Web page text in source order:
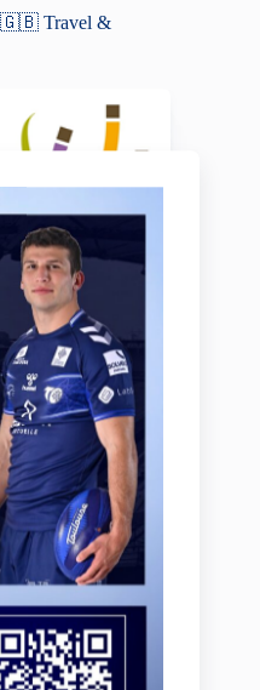
🇬🇧 Travel &
de bus, transport à